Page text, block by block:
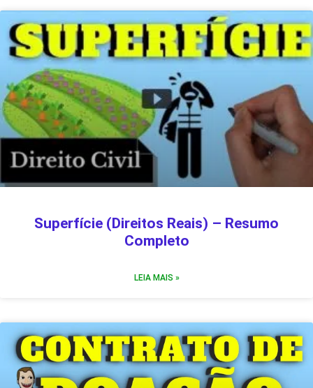
Superfície (Direitos Reais) – Resumo
Completo
LEIA MAIS »